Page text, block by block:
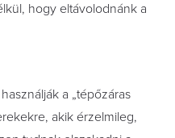
hogy eltávolodnánk a
a „tépőzáras
akik érzelmileg,